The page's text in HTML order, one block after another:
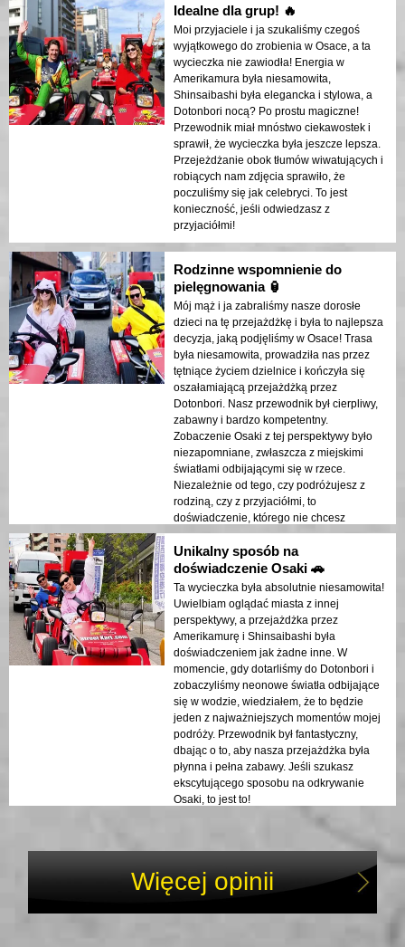
Idealne dla grup! 🔥
Moi przyjaciele i ja szukaliśmy czegoś
wyjątkowego do zrobienia w Osace, a ta
wycieczka nie zawiodła! Energia w
Amerikamura była niesamowita,
Shinsaibashi była elegancka i stylowa, a
Dotonbori nocą? Po prostu magiczne!
Przewodnik miał mnóstwo ciekawostek i
sprawił, że wycieczka była jeszcze lepsza.
Przejeżdżanie obok tłumów wiwatujących i
robiących nam zdjęcia sprawiło, że
poczuliśmy się jak celebryci. To jest
konieczność, jeśli odwiedzasz z
przyjaciółmi!
Rodzinne wspomnienie do
pielęgnowania 🏮
Mój mąż i ja zabraliśmy nasze dorosłe
dzieci na tę przejażdżkę i była to najlepsza
decyzja, jaką podjęliśmy w Osace! Trasa
była niesamowita, prowadziła nas przez
tętniące życiem dzielnice i kończyła się
oszałamiającą przejażdżką przez
Dotonbori. Nasz przewodnik był cierpliwy,
zabawny i bardzo kompetentny.
Zobaczenie Osaki z tej perspektywy było
niezapomniane, zwłaszcza z miejskimi
światłami odbijającymi się w rzece.
Niezależnie od tego, czy podróżujesz z
rodziną, czy z przyjaciółmi, to
doświadczenie, którego nie chcesz
przegapić!
Unikalny sposób na
doświadczenie Osaki 🚗
Ta wycieczka była absolutnie niesamowita!
Uwielbiam oglądać miasta z innej
perspektywy, a przejażdżka przez
Amerikamurę i Shinsaibashi była
doświadczeniem jak żadne inne. W
momencie, gdy dotarliśmy do Dotonbori i
zobaczyliśmy neonowe światła odbijające
się w wodzie, wiedziałem, że to będzie
jeden z najważniejszych momentów mojej
podróży. Przewodnik był fantastyczny,
dbając o to, aby nasza przejażdżka była
płynna i pełna zabawy. Jeśli szukasz
ekscytującego sposobu na odkrywanie
Osaki, to jest to!
Więcej opinii